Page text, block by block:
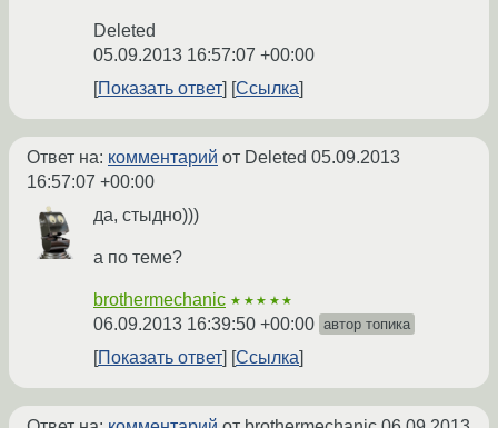
Deleted
05.09.2013 16:57:07 +00:00
Показать ответ
Ссылка
Ответ на: комментарий от Deleted 05.09.2013
16:57:07 +00:00
да, стыдно)))
а по теме?
brothermechanic ★★★★★
06.09.2013 16:39:50 +00:00 автор топика
Показать ответ Ссылка